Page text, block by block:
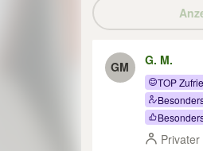
GM G. M.
TOP